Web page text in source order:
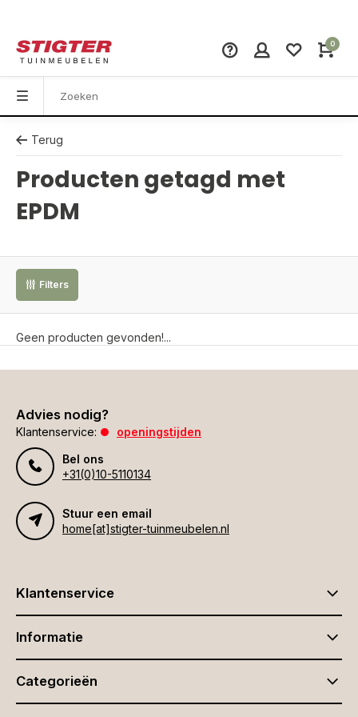
0
Terug
Producten getagd met
EPDM
Filters
Geen producten gevonden!...
Advies nodig?
Klantenservice:
openingstijden
Bel ons
+31(0)10-5110134
Stuur een email
home[at]stigter-tuinmeubelen.nl
Klantenservice
Informatie
Categorieën